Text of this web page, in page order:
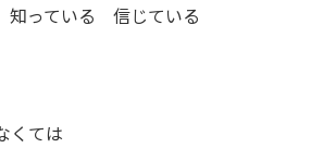
っている 信じている
くては